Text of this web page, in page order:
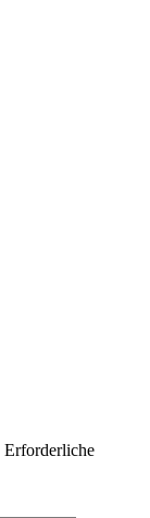
Erforderliche